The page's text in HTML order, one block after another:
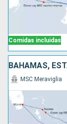
Comidas incluidas
BAHAMAS,
MSC Meraviglia